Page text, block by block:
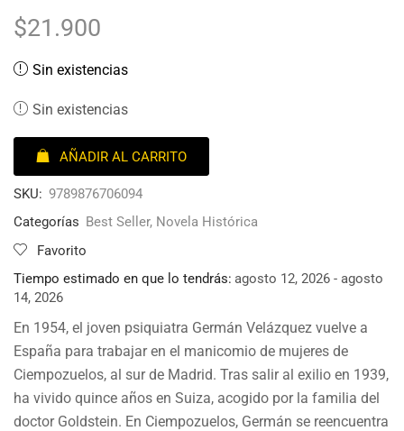
$21.900
Sin existencias
Sin existencias
AÑADIR AL CARRITO
SKU: 9789876706094
Categorías Best Seller, Novela Histórica
Favorito
Tiempo estimado en que lo tendrás: agosto 12, 2026 - agosto
14, 2026
En 1954, el joven psiquiatra Germán Velázquez vuelve a
España para trabajar en el manicomio de mujeres de
Ciempozuelos, al sur de Madrid. Tras salir al exilio en 1939,
ha vivido quince años en Suiza, acogido por la familia del
doctor Goldstein. En Ciempozuelos, Germán se reencuentra